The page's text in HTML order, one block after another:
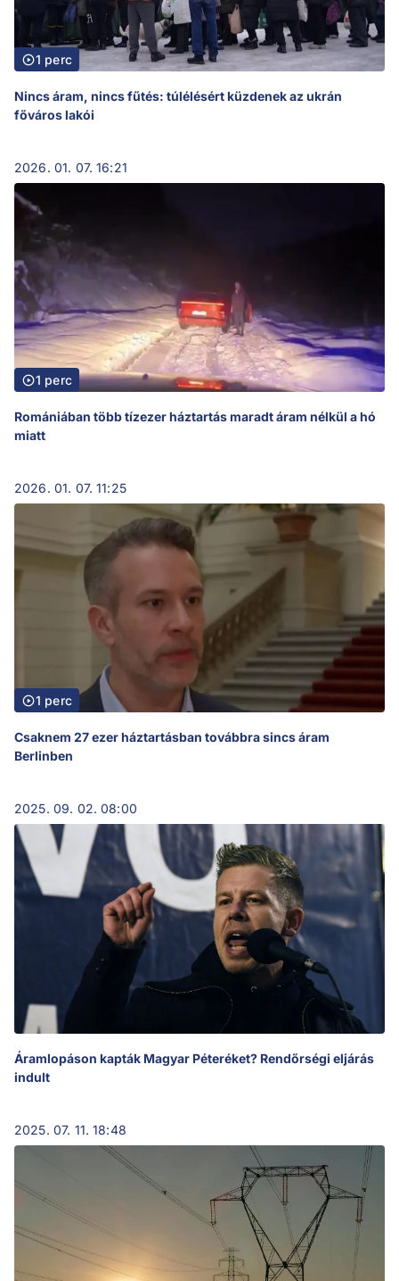
1 perc
Nincs áram, nincs fűtés: túlélésért küzdenek az ukrán
főváros lakói
2026. 01. 07. 16:21
1 perc
Romániában több tízezer háztartás maradt áram nélkül a hó
miatt
2026. 01. 07. 11:25
1 perc
Csaknem 27 ezer háztartásban továbbra sincs áram
Berlinben
2025. 09. 02. 08:00
Áramlopáson kapták Magyar Péteréket? Rendőrségi eljárás
indult
2025. 07. 11. 18:48